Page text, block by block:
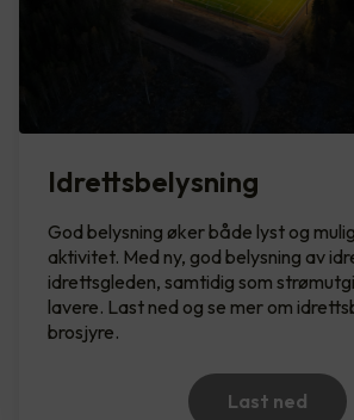
Idrettsbelysning
God belysning øker både lyst og
aktivitet. Med ny, god belysning av
idrettsgleden, samtidig som
lavere. Last ned og se mer om
brosjyre.
Last ned